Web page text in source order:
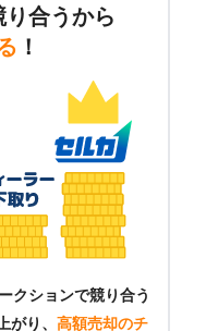
合うから
！
クションで競り合う
がり、 高額売却のチ